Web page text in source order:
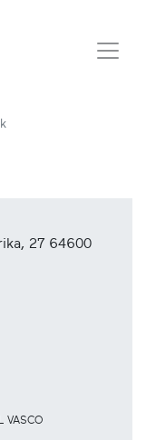
27 64600
VASCO